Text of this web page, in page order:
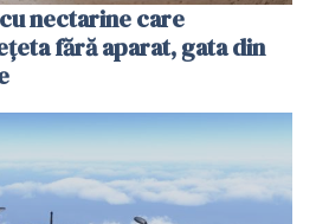
nectarine care
fără aparat, gata din